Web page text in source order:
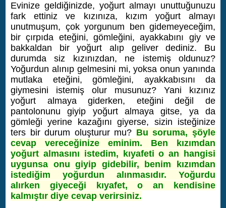
Evinize geldiğinizde, yoğurt almayı unuttuğunuzu
fark ettiniz ve kızınıza, kızım yoğurt almayı
unutmuşum, çok yorgunum ben gidemeyeceğim,
bir çırpıda eteğini, gömleğini, ayakkabını giy ve
bakkaldan bir yoğurt alıp geliver dediniz. Bu
durumda siz kızınızdan, ne istemiş oldunuz?
Yoğurdun alınıp gelmesini mi, yoksa onun yanında
mutlaka eteğini, gömleğini, ayakkabısını da
giymesini istemiş olur musunuz? Yani kızınız
yoğurt almaya giderken, eteğini değil de
pantolonunu giyip yoğurt almaya gitse, ya da
gömleği yerine kazağını giyerse, sizin isteğinize
ters bir durum oluşturur mu? Bu soruma, şöyle
cevap vereceğinize eminim. Ben kızımdan
yoğurt almasını istedim, kıyafeti o an hangisi
uygunsa onu giyip gidebilir, benim kızımdan
istediğim yoğurdun alınmasıdır. Yoğurdu
alırken giyeceği kıyafet, o an kendisine
kalmıştır diye cevap verirsiniz.